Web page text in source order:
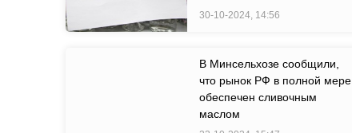
30-10-2024, 14:56
В Минсельхозе сообщили,
что рынок РФ в полной мере
обеспечен сливочным
маслом